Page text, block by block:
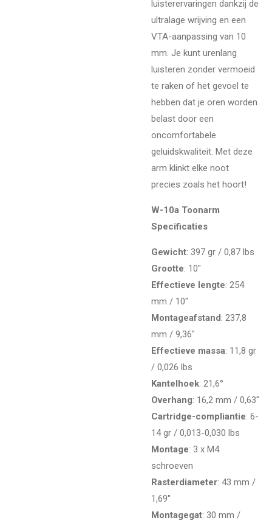
luisterervaringen dankzij de
ultralage wrijving en een
VTA-aanpassing van 10
mm. Je kunt urenlang
luisteren zonder vermoeid
te raken of het gevoel te
hebben dat je oren worden
belast door een
oncomfortabele
geluidskwaliteit. Met deze
arm klinkt elke noot
precies zoals het hoort!
W-10a Toonarm
Specificaties
Gewicht: 397 gr / 0,87 lbs
Grootte: 10"
Effectieve lengte: 254
mm / 10"
Montageafstand: 237,8
mm / 9,36"
Effectieve massa: 11,8 gr
/ 0,026 lbs
Kantelhoek: 21,6°
Overhang: 16,2 mm / 0,63"
Cartridge-compliantie: 6-
14 gr / 0,013-0,030 lbs
Montage: 3 x M4
schroeven
Rasterdiameter: 43 mm /
1,69"
Montagegat: 30 mm /